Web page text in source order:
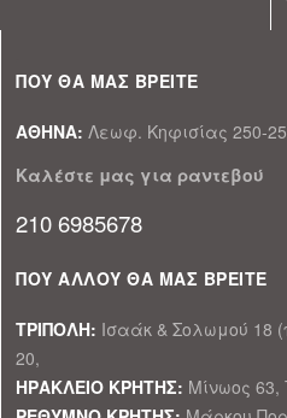
ΠΟΥ ΘΑ ΜΑΣ ΒΡΕΙΤΕ
ΑΘΗΝΑ: Λεωφ. Κηφισίας 250-
Καλέστε μας για ραντεβού
210 6985678
ΠΟΥ ΑΛΛΟΥ ΘΑ ΜΑΣ ΒΡΕΙΤΕ
ΤΡΙΠΟΛΗ: Ισαάκ & Σολωμού 18
20,
ΗΡΑΚΛΕΙΟ ΚΡΗΤΗΣ: Μίνωος 63,